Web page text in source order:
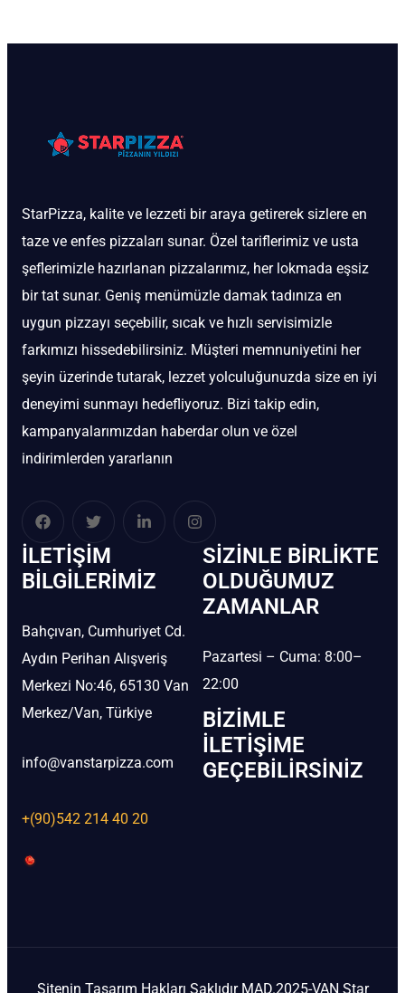
StarPizza, kalite ve lezzeti bir araya getirerek sizlere en
taze ve enfes pizzaları sunar. Özel tariflerimiz ve usta
şeflerimizle hazırlanan pizzalarımız, her lokmada eşsiz
bir tat sunar. Geniş menümüzle damak tadınıza en
uygun pizzayı seçebilir, sıcak ve hızlı servisimizle
farkımızı hissedebilirsiniz. Müşteri memnuniyetini her
şeyin üzerinde tutarak, lezzet yolculuğunuzda size en iyi
deneyimi sunmayı hedefliyoruz. Bizi takip edin,
kampanyalarımızdan haberdar olun ve özel
indirimlerden yararlanın
İLETIŞIM
BİLGILERIMIZ
Bahçıvan, Cumhuriyet Cd.
Aydın Perihan Alışveriş
Merkezi No:46, 65130 Van
Merkez/Van, Türkiye
info@vanstarpizza.com
+(90)542 214 40 20
SIZINLE BIRLIKTE
OLDUĞUMUZ
ZAMANLAR
Pazartesi – Cuma: 8:00–
22:00
BIZIMLE
İLETIŞIME
GEÇEBILIRSINIZ
Sitenin Tasarım Hakları Saklıdır MAD.2025-VAN Star